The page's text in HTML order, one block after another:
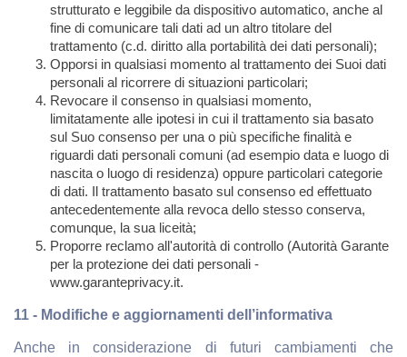
strutturato e leggibile da dispositivo automatico, anche al
fine di comunicare tali dati ad un altro titolare del
trattamento (c.d. diritto alla portabilità dei dati personali);
Opporsi in qualsiasi momento al trattamento dei Suoi dati
personali al ricorrere di situazioni particolari;
Revocare il consenso in qualsiasi momento,
limitatamente alle ipotesi in cui il trattamento sia basato
sul Suo consenso per una o più specifiche finalità e
riguardi dati personali comuni (ad esempio data e luogo di
nascita o luogo di residenza) oppure particolari categorie
di dati. Il trattamento basato sul consenso ed effettuato
antecedentemente alla revoca dello stesso conserva,
comunque, la sua liceità;
Proporre reclamo all'autorità di controllo (Autorità Garante
per la protezione dei dati personali -
www.garanteprivacy.it.
11 - Modifiche e aggiornamenti dell’informativa
Anche in considerazione di futuri cambiamenti che